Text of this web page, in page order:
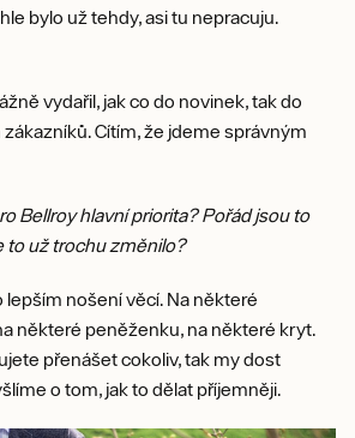
bylo už tehdy, asi tu nepracuju.
vydařil, jak co do novinek, tak do
Cítím, že jdeme správným
Bellroy hlavní priorita? Pořád jsou to
to už trochu změnilo?
lepším nošení věcí. Na některé
některé peněženku, na některé kryt.
přenášet cokoliv, tak my dost
o tom, jak to dělat příjemněji.